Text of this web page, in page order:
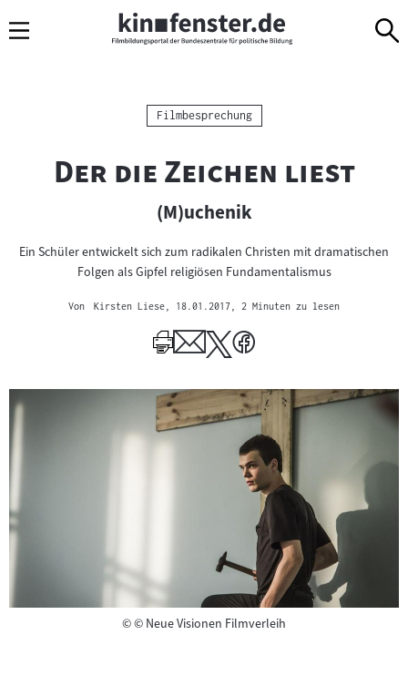
Navigation
zum
zur
Kategorie:
Filmbesprechung
"
Der die Zeichen liest"
(M)uchenik
Ein Schüler entwickelt sich zum radikalen Christen mit dramatischen
Folgen als Gipfel religiösen Fundamentalismus
Von Kirsten Liese , 18.01.2017 , 2 Minuten zu lesen
©Copyright
© Neue Visionen Filmverleih